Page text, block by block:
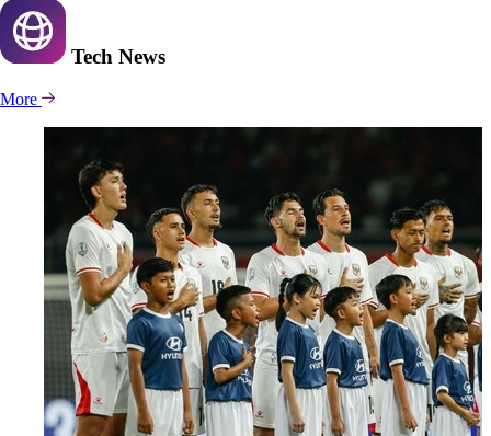
Tech News
More